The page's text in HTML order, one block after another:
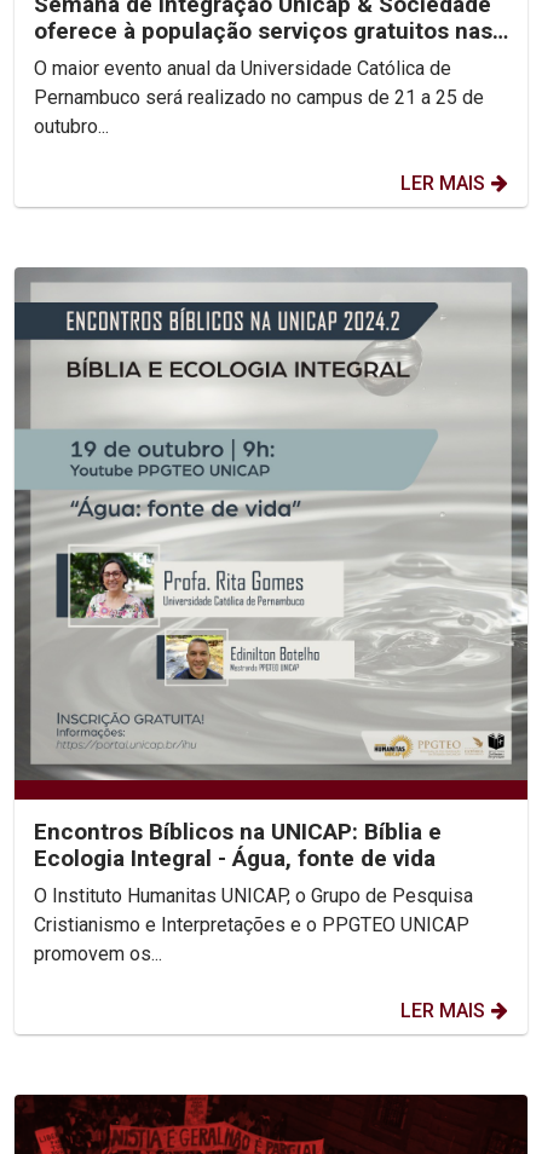
oferece à população serviços gratuitos nas
áreas de Saúde...
O maior evento anual da Universidade Católica de
Pernambuco será realizado no campus de 21 a 25 de
outubro...
LER MAIS
Encontros Bíblicos na UNICAP: Bíblia e
Ecologia Integral - Água, fonte de vida
O Instituto Humanitas UNICAP, o Grupo de Pesquisa
Cristianismo e Interpretações e o PPGTEO UNICAP
promovem os...
LER MAIS